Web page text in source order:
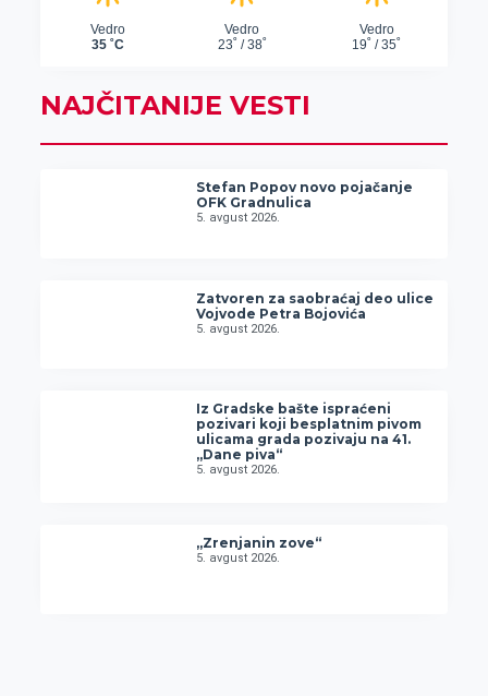
NAJČITANIJE VESTI
Stefan Popov novo pojačanje
OFK Gradnulica
5. avgust 2026.
Zatvoren za saobraćaj deo ulice
Vojvode Petra Bojovića
5. avgust 2026.
Iz Gradske bašte ispraćeni
pozivari koji besplatnim pivom
ulicama grada pozivaju na 41.
„Dane piva“
5. avgust 2026.
„Zrenjanin zove“
5. avgust 2026.